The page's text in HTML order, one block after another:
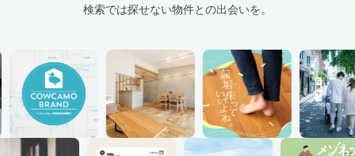
検索では探せない物件との出会いを。